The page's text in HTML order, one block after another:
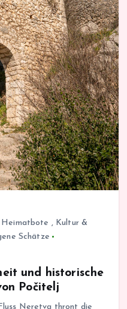
Heimatbote , Kultur &
Schätze
und historische
Počitelj
Neretva thront die